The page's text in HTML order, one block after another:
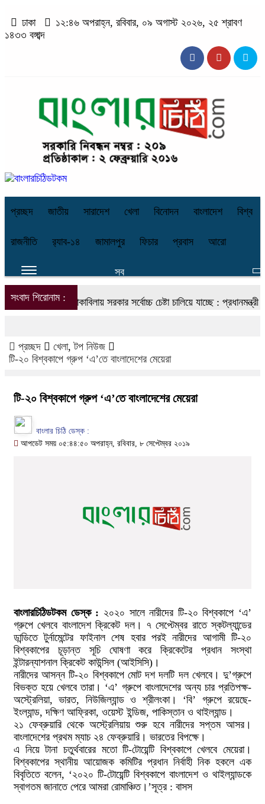
ঢাকা
১২:৪৬ অপরাহ্ন, রবিবার, ০৯ অগাস্ট ২০২৬, ২৫ শ্রাবণ
১৪৩৩ বঙ্গাব্দ
প্রচ্ছদ জাতীয় সারাদেশ খেলা বিনোদন বাংলাদেশ বিশ্ব
রাজনীতি র‌্যাব-১৪ জামালপুর ফিচার প্রবাস আরো
সব
সংবাদ শিরোনাম :
জ্বালানি সংকট মোকাবিলায় সরকার সর্বোচ্চ চেষ্টা চালিয়ে যাচ্ছে : প্রধানমন্ত্রী
প্রচ্ছদ খেলা,টপ নিউজ
টি-২০ বিশ্বকাপে গ্রুপ ‘এ’তে বাংলাদেশের মেয়েরা
টি-২০ বিশ্বকাপে গ্রুপ ‘এ’তে বাংলাদেশের মেয়েরা
বাংলার চিঠি ডেস্ক :
আপডেট সময় ০৫:৪৪:৫০ অপরাহ্ন, রবিবার, ৮ সেপ্টেম্বর ২০১৯
বাংলারচিঠিডটকম ডেস্ক : ২০২০ সালে নারীদের টি-২০ বিশ্বকাপে ‘এ’
গ্রুপে খেলবে বাংলাদেশ ক্রিকেট দল। ৭ সেপ্টেম্বর রাতে স্কটল্যান্ডের
ডান্ডিতে টুর্নামেন্টের ফাইনাল শেষ হবার পরই নারীদের আগামী টি-২০
বিশ্বকাপের চূড়ান্ত সূচি ঘোষণা করে ক্রিকেটের প্রধান সংস্থা
ইন্টারন্যাশনাল ক্রিকেট কাউন্সিল (আইসিসি)।
নারীদের আসন্ন টি-২০ বিশ্বকাপে মোট দশ দলটি দল খেলবে। দু’গ্রুপে
বিভক্ত হয়ে খেলবে তারা। ‘এ’ গ্রুপে বাংলাদেশের অন্য চার প্রতিপক্ষ-
অস্ট্রেলিয়া, ভারত, নিউজিল্যান্ড ও শ্রীলংকা। ‘বি’ গ্রুপে রয়েছে-
ইংল্যান্ড, দক্ষিণ আফ্রিকা, ওয়েস্ট ইন্ডিজ, পাকিস্তান ও থাইল্যান্ড।
২১ ফেব্রুয়ারি থেকে অস্ট্রেলিয়ায় শুরু হবে নারীদের সপ্তম আসর।
বাংলাদেশের প্রথম ম্যাচ ২৪ ফেব্রুয়ারি। ভারতের বিপক্ষে।
এ নিয়ে টানা চতুর্থবারের মতো টি-টোয়েন্টি বিশ্বকাপে খেলবে মেয়েরা।
বিশ্বকাপের স্থানীয় আয়োজক কমিটির প্রধান নির্বাহী নিক হকলে এক
বিবৃতিতে বলেন, ‘২০২০ টি-টোয়েন্টি বিশ্বকাপে বাংলাদেশ ও থাইল্যান্ডকে
স্বাগতম জানাতে পেরে আমরা রোমাঞ্চিত।’সূত্র : বাসস